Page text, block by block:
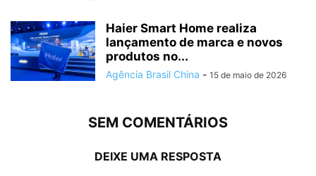
Haier Smart Home realiza
lançamento de marca e novos
produtos no...
Agência Brasil China - 15 de maio de 2026
SEM COMENTÁRIOS
DEIXE UMA RESPOSTA